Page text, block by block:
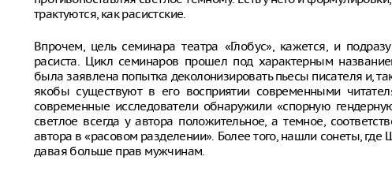
трактуются, как расистские.
Впрочем, цель семинара театра «Глобус», кажется, и
расиста. Цикл семинаров прошел под характерным
была заявлена попытка деколонизировать пьесы писателя и,
якобы существуют в его восприятии современными
современные исследователи обнаружили «спорную
светлое всегда у автора положительное, а темное,
автора в «расовом разделении». Более того, нашли сонеты,
давая больше прав мужчинам.